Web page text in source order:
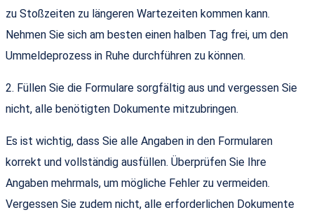
zu Stoßzeiten zu längeren Wartezeiten kommen kann.
Nehmen Sie sich am besten einen halben Tag frei, um den
Ummeldeprozess in Ruhe durchführen zu können.
2. Füllen Sie die Formulare sorgfältig aus und vergessen Sie
nicht, alle benötigten Dokumente mitzubringen.
Es ist wichtig, dass Sie alle Angaben in den Formularen
korrekt und vollständig ausfüllen. Überprüfen Sie Ihre
Angaben mehrmals, um mögliche Fehler zu vermeiden.
Vergessen Sie zudem nicht, alle erforderlichen Dokumente